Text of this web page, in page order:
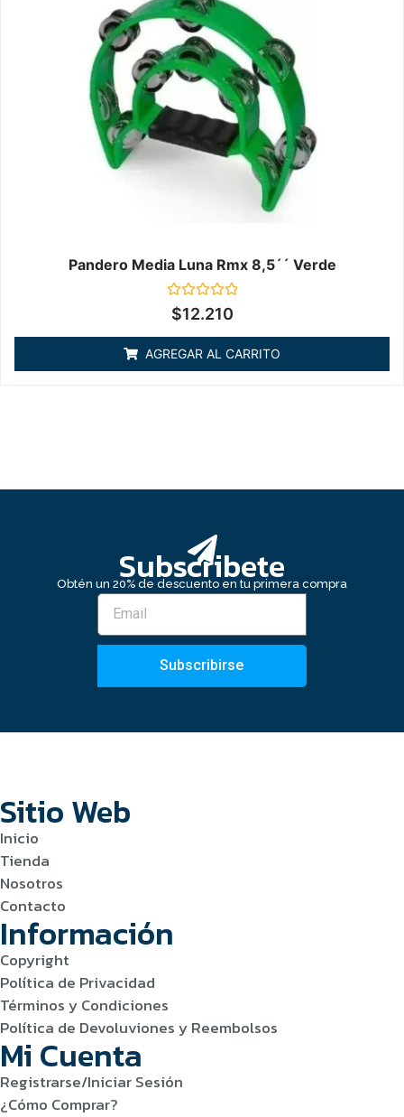
Pandero Media Luna Rmx 8,5´´ Verde
Valorado
en
de
5
$12.210
AGREGAR AL CARRITO
Subscribete
Obtén un 20% de descuento en tu primera compra
Subscribirse
Sitio Web
Inicio
Tienda
Nosotros
Contacto
Información
Copyright
Política de Privacidad
Términos y Condiciones
Política de Devoluviones y Reembolsos
Mi Cuenta
Registrarse/Iniciar Sesión
¿Cómo Comprar?